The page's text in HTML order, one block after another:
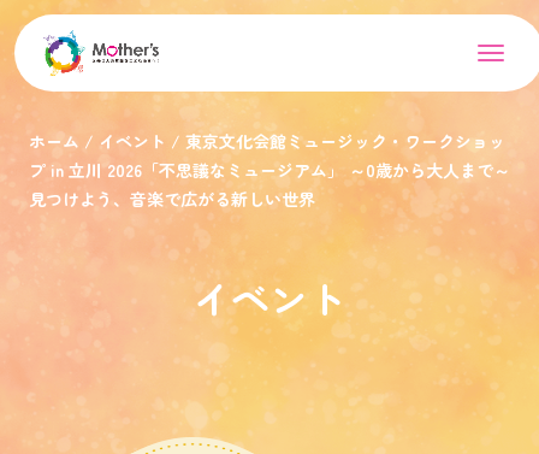
ホーム イベント
東京文化会館ミュージック・ワークショッ
プ in 立川 2026「不思議なミュージアム」 ～0歳から大人まで～
見つけよう、音楽で広がる新しい世界
イベント